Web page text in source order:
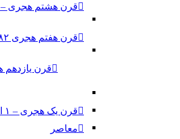
قرن هشتم هجری – ۶۷۹ الی ۷۷۶ شمسی
قرن هفتم هجری ۵۸۲ الی ۶۷۹ شمسی
قرن یک هجری – ۱ الی ۹۷ شمسی –
معاصر